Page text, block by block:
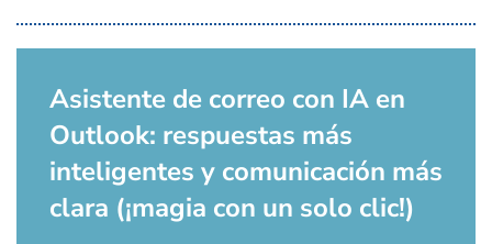
Asistente de correo con IA en
Outlook: respuestas más
inteligentes y comunicación más
clara (¡magia con un solo clic!)